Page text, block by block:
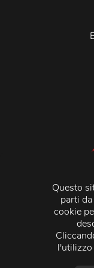
Questo
parti
cookie
l'utilizzo
Registro delle
Fiscale e Partita
Credits:Crea